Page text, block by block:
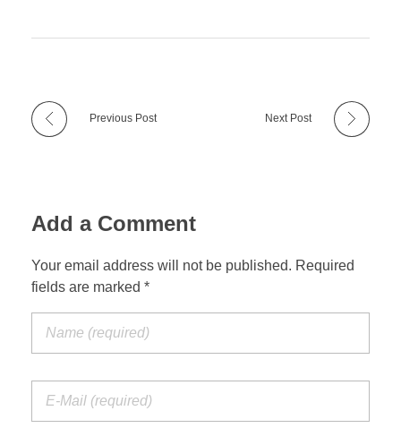
Previous Post Next Post
Add a Comment
Your email address will not be published. Required
fields are marked *